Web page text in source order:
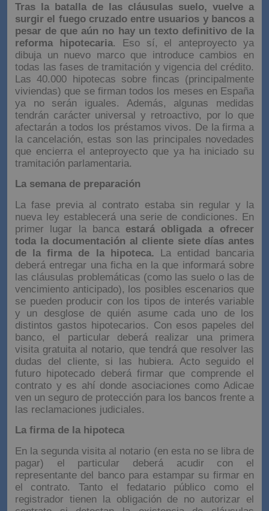
Tras la batalla de las cláusulas suelo, vuelve a
surgir el fuego cruzado entre usuarios y bancos a
pesar de que aún no hay un texto definitivo de la
reforma hipotecaria. Eso sí, el anteproyecto ya
dibuja un nuevo marco que introduce cambios en
todas las fases de tramitación y vigencia del crédito.
Las 40.000 hipotecas sobre fincas (principalmente
viviendas) que se firman todos los meses en España
ya no serán iguales. Además, algunas medidas
tendrán carácter universal y retroactivo, por lo que
afectarán a todos los préstamos vivos. De la firma a
la cancelación, estas son las principales novedades
que encierra el anteproyecto que ya ha iniciado su
tramitación parlamentaria.
La semana de preparación
La fase previa al contrato estaba sin regular y la
nueva ley establecerá una serie de condiciones. En
primer lugar la banca estará obligada a ofrecer
toda la documentación al cliente siete días antes
de la firma de la hipoteca. La entidad bancaria
deberá entregar una ficha en la que informará sobre
las cláusulas problemáticas (como las suelo o las de
vencimiento anticipado), los posibles escenarios que
se pueden producir con los tipos de interés variable
y un desglose de quién asume cada uno de los
distintos gastos hipotecarios. Con esos papeles del
banco, el particular deberá realizar una primera
visita gratuita al notario, que tendrá que resolver las
dudas del cliente, si las hubiera. Acto seguido el
futuro hipotecado deberá firmar que comprende el
contrato y es ahí donde asociaciones como Adicae
ven un seguro de protección para los bancos frente a
las reclamaciones judiciales.
La firma de la hipoteca
En la segunda visita al notario (en esta no se libra de
pagar) el particular deberá acudir con el
representante del banco para estampar su firmar en
el contrato. Tanto el fedatario público como el
registrador tienen la obligación de no autorizar el